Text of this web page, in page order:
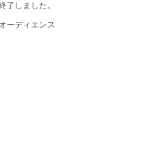
了しました。
ーディエンス